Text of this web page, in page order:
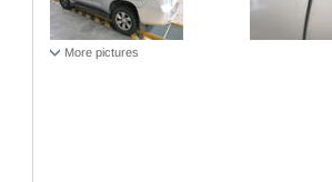
More pictures